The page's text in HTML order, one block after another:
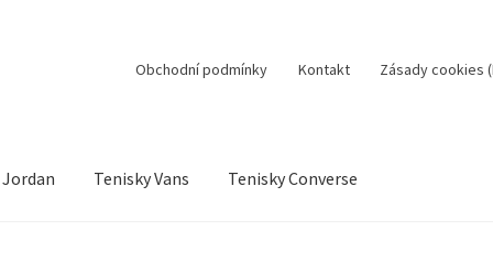
Obchodní podmínky Kontakt Zásady cookies
Tenisky Vans Tenisky Converse